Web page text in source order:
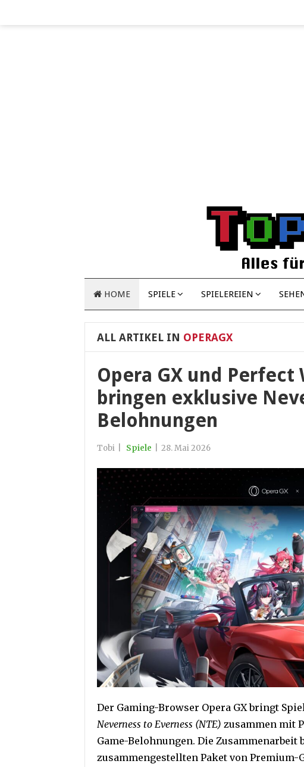
HOME SPIELE SPIELEREIEN
ALL ARTIKEL IN OPERAGX
Opera GX und Perfect
bringen exklusive
Belohnungen
Tobi Spiele 28. Mai 2026
Der Gaming-Browser Opera GX bringt
Neverness to Everness (NTE) zusammen mit
Game-Belohnungen. Die
zusammengestellten Paket von Premium-